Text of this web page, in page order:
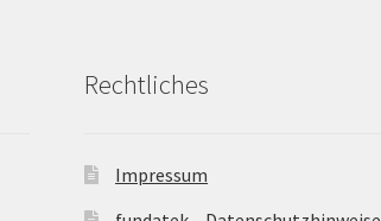
Rechtliches
Impressum